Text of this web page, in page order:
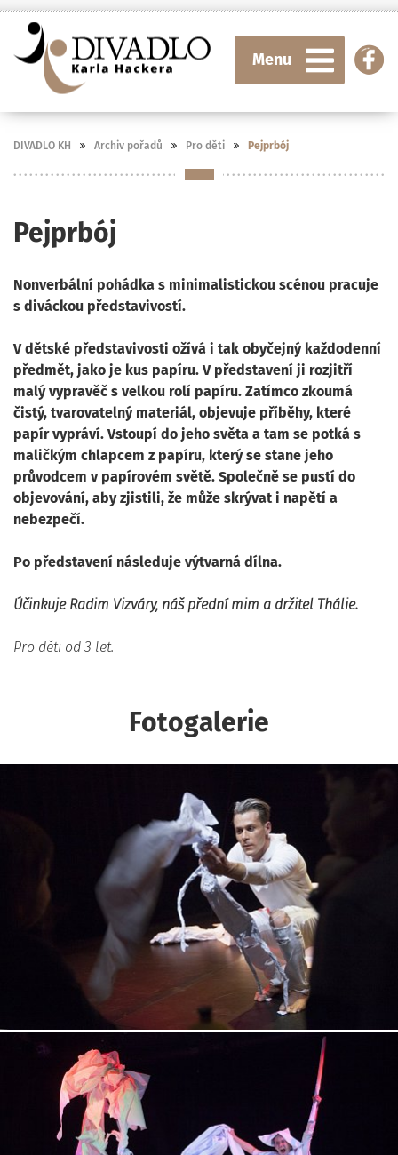
Menu
DIVADLO KH Archiv pořadů Pro děti Pejprbój
Pejprbój
Nonverbální pohádka s minimalistickou scénou pracuje
s diváckou představivostí.
V dětské představivosti ožívá i tak obyčejný každodenní
předmět, jako je kus papíru. V představení ji rozjitří
malý vypravěč s velkou rolí papíru. Zatímco zkoumá
čistý, tvarovatelný materiál, objevuje příběhy, které
papír vypráví. Vstoupí do jeho světa a tam se potká s
maličkým chlapcem z papíru, který se stane jeho
průvodcem v papírovém světě. Společně se pustí do
objevování, aby zjistili, že může skrývat i napětí a
nebezpečí.
Po představení následuje výtvarná dílna.
Účinkuje Radim Vizváry, náš přední mim a držitel Thálie.
Pro děti od 3 let.
Fotogalerie